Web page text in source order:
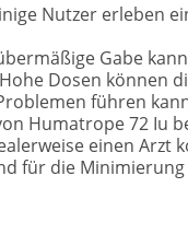
Nutzer erleben
Gabe
Hohe Dosen können
führen
Humatrope 72 Iu
einen Arzt
für die